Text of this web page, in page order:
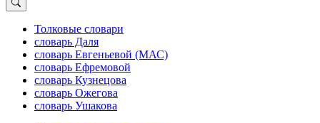
Толковые словари
словарь Даля
словарь Евгеньевой (МАС)
словарь Ефремовой
словарь Кузнецова
словарь Ожегова
словарь Ушакова